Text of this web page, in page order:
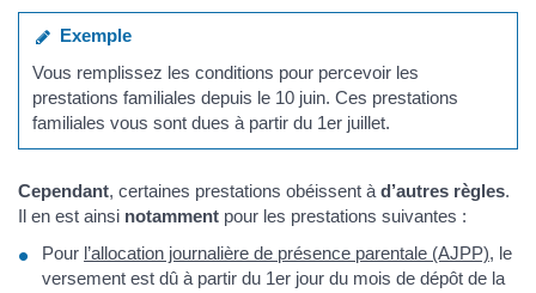
Exemple
Vous remplissez les conditions pour percevoir les
prestations familiales depuis le 10 juin. Ces prestations
familiales vous sont dues à partir du 1er juillet.
Cependant, certaines prestations obéissent à d’autres règles.
Il en est ainsi notamment pour les prestations suivantes :
Pour l’allocation journalière de présence parentale (AJPP), le
versement est dû à partir du 1er jour du mois de dépôt de la